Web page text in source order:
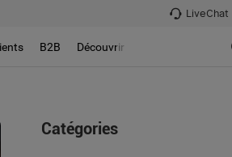
LiveChat
B2B Découvrir
Catégories